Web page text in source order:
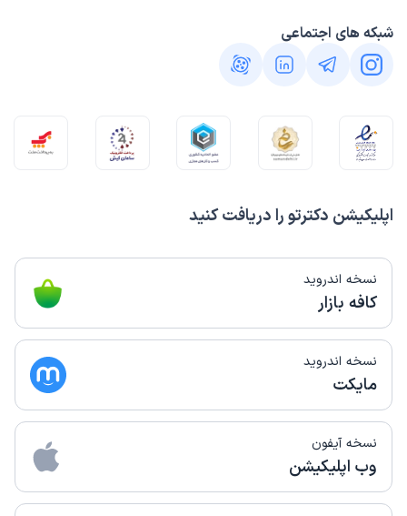
اپلیکیشن دکترتو را دریافت کنید
نسخه اندروید
کافه بازار
نسخه اندروید
مایکت
نسخه آیفون
وب اپلیکیشن
شبکه های اجتماعی